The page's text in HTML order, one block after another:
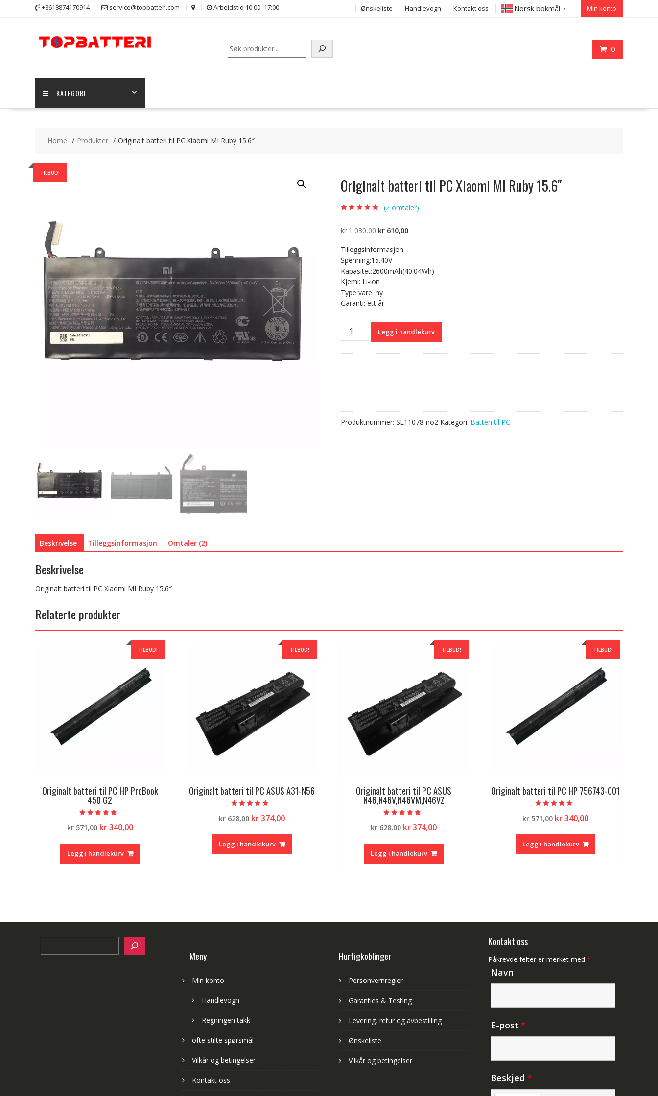
+8618874170914 service@topbatteri.com Arbeidstid 10:00 -17:00 Ønskeliste Handlevogn Kontakt oss Norsk bokmål ▼ Min konto
0
Søk
KATEGORI
Home Produkter Originalt batteri til PC Xiaomi MI Ruby 15.6″
TILBUD!
Originalt batteri til PC Xiaomi MI Ruby 15.6″
på
kundevurdering
(2 omtaler)
kr1 030,00 Opprinnelig
var:
kr 1
030,00.
kr 610,00Nåværende
Tilleggsinformasjon
Spenning:15.40V
Kapasitet:2600mAh(40.04Wh)
Kjemi: Li-ion
Type vare: ny
Garanti: ett år
Originalt
batteri
antall
Legg i handlekurv
Produktnummer: SL11078-no2 Kategori: Batteri til PC
Beskrivelse Tilleggsinformasjon Omtaler (2)
Beskrivelse
Originalt batteri til PC Xiaomi MI Ruby 15.6″
Relaterte produkter
TILBUD!
Originalt batteri til PC HP ProBook
450 G2
5.00
av 5
kr571,00 Opprinnelig
var:
kr 571,00.
kr340,00Nåværende
kr 340,00.
Legg i handlekurv
TILBUD!
Originalt batteri til PC ASUS A31-N56
5.00
av 5
kr628,00 Opprinnelig
var:
kr 628,00.
kr374,00Nåværende
kr 374,00.
Legg i handlekurv
TILBUD!
Originalt batteri til PC ASUS
N46,N46V,N46VM,N46VZ
5.00
av 5
kr628,00 Opprinnelig
var:
kr 628,00.
kr374,00Nåværende
kr 374,00.
Legg i handlekurv
TILBUD!
Originalt batteri til PC HP 756743-001
4.50
av 5
kr571,00 Opprinnelig
var:
kr 571,00.
kr340,00Nåværende
kr 340,00.
Legg i handlekurv
Meny
Min konto
Handlevogn
Regningen takk
ofte stilte spørsmål
Vilkår og betingelser
Kontakt oss
Hurtigkoblinger
Personvernregler
Garanties & Testing
Levering, retur og avbestilling
Ønskeliste
Vilkår og betingelser
Kontakt oss
Påkrevde felter er merket med *
Navn
E-post *
Beskjed *